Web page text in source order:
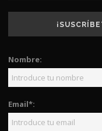
Nombre:
Email*: